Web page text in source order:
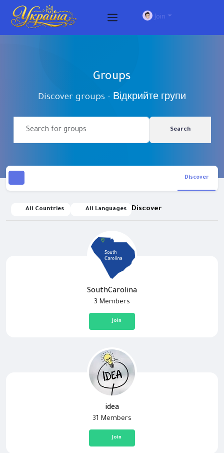
Join
Groups
Discover groups - Відкрийте групи
Search
Discover
Discover
All Countries All Languages
SouthCarolina
3 Members
Join
idea
31 Members
Join